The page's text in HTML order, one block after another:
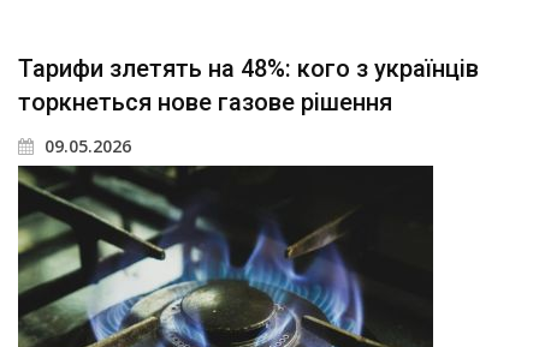
Тарифи злетять на 48%: кого з українців
торкнеться нове газове рішення
09.05.2026